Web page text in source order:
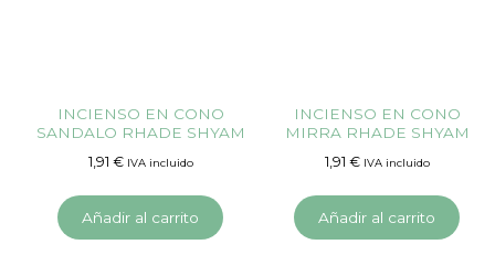
INCIENSO EN CONO
SANDALO RHADE SHYAM
1,91 € IVA incluido
Añadir al carrito
INCIENSO EN CONO
MIRRA RHADE SHYAM
1,91 € IVA incluido
Añadir al carrito